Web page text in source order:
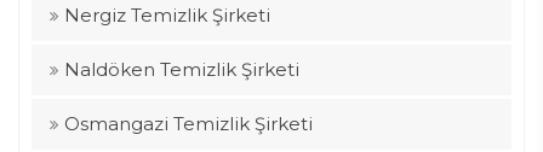
Nergiz Temizlik Şirketi
Naldöken Temizlik Şirketi
Osmangazi Temizlik Şirketi